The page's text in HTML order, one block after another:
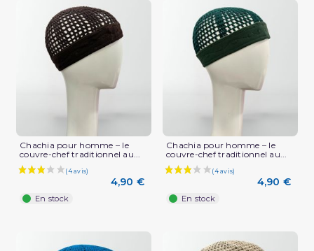
Chachia pour homme – le
couvre-chef traditionnel au...
4,90 €
En stock
Chachia pour homme – le
couvre-chef traditionnel au...
4,90 €
En stock